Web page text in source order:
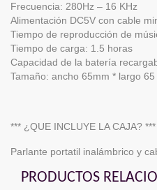
Frecuencia: 280Hz – 16 KHz
Alimentación DC5V con cable
Tiempo de reproducción de
Tiempo de carga: 1.5 horas
Capacidad de la batería
Tamaño: ancho 65mm * largo
*** ¿QUE INCLUYE LA CAJA? ***
Parlante portatil inalámbrico y
PRODUCTOS